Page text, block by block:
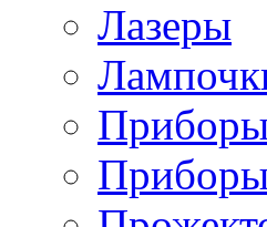
Лазеры
Приборы